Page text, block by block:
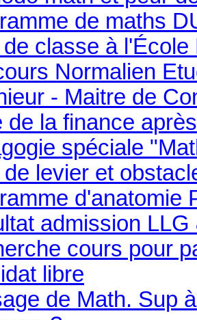
de maths
classe à
Normalien
- Maitre de
de la finance
spéciale
levier et
d'anatomie
admission LLG
cours pour
libre
de Math. Sup